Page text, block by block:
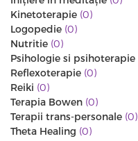
Kinetoterapie (0)
Logopedie (0)
Nutritie (0)
Psihologie si psihoterapie
Reflexoterapie (0)
Reiki (0)
Terapia Bowen (0)
Terapii trans-personale (0)
Theta Healing (0)